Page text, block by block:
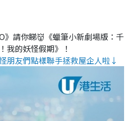
》請你睇👹《蠟筆小新劇場版：千
我的妖怪假期》！
朋友們點樣聯手拯救屋企人啦↓